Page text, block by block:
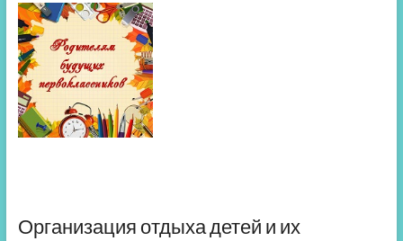
Организация отдыха детей и их